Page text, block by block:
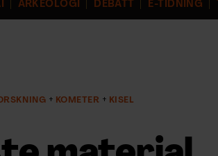
ARKEOLOGI DEBATT E-TIDNING
KOMETER KISEL